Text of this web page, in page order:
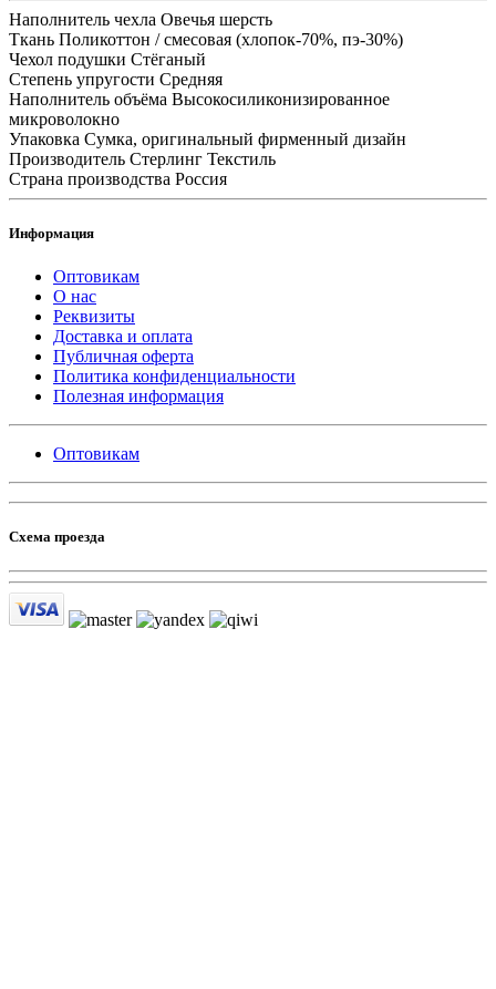
Наполнитель чехла Овечья шерсть
Ткань Поликоттон / смесовая (хлопок-70%, пэ-30%)
Чехол подушки Стёганый
Степень упругости Средняя
Наполнитель объёма Высокосиликонизированное
микроволокно
Упаковка Сумка, оригинальный фирменный дизайн
Производитель Стерлинг Текстиль
Страна производства Россия
Информация
Оптовикам
О нас
Реквизиты
Доставка и оплата
Публичная оферта
Политика конфиденциальности
Полезная информация
Оптовикам
Схема проезда